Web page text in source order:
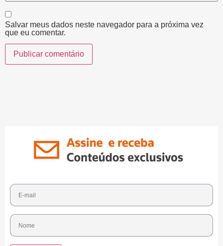
Salvar meus dados neste navegador para a próxima vez
que eu comentar.